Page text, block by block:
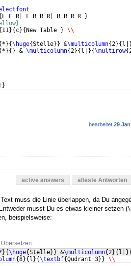
L E R| F R R R| R R R R
}
11}{ c}{ New Table } \\
* }{\huge{Stelle}} &\multicolumn{2}{ l|
* }{ } & \multicolumn{2}{ l| }{\multirow{
}
bearbeitet 29
active answers älteste Antworten
muss die Linie überlappen, da Du
musst Du es etwas kleiner setzen (
beispielsweise:
}{\huge{Stelle}} &\multicolumn{2}{ l| }{
{8}{ l }{\textbf{Qudrant 3}} \\